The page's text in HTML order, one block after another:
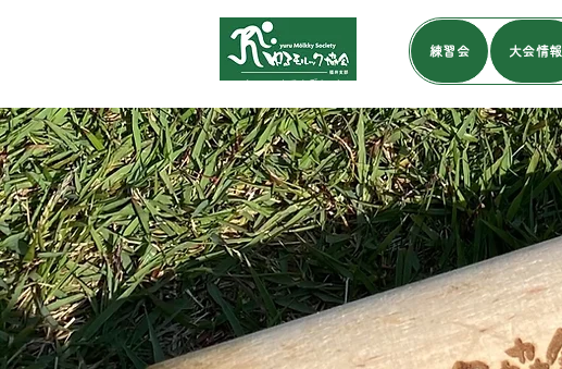
​（モルックアカデミー）
練習会 大会情報